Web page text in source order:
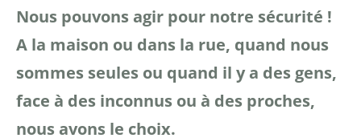
Nous pouvons agir pour notre sécurité !
A la maison ou dans la rue, quand nous
sommes seules ou quand il y a des gens,
face à des inconnus ou à des proches,
nous avons le choix.